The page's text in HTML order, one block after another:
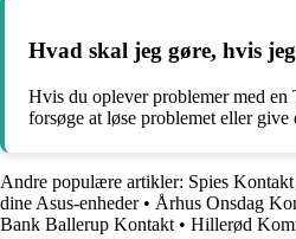
Hvad skal jeg gøre, hvis
Hvis du oplever problemer med
forsøge at løse problemet eller
Andre populære artikler: Spies
dine Asus-enheder• Århus Onsdag
Bank Ballerup Kontakt • Hillerød